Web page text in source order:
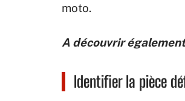
moto.
A découvrir
Identifier la pièce